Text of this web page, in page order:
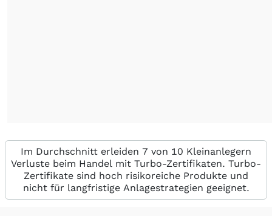
Im Durchschnitt erleiden 7 von 10 Kleinanlegern
Verluste beim Handel mit Turbo-Zertifikaten. Turbo-
Zertifikate sind hoch risikoreiche Produkte und
nicht für langfristige Anlagestrategien geeignet.